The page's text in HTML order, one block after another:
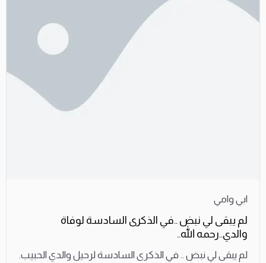
ابي وامي
لم يبقى لي نبض ..في الذكرى السادسة لوفاة
والدي..رحمه الله..
لم يبقى لي نبض .. في الذكرى السادسة لرحيل والدي الحبيب.